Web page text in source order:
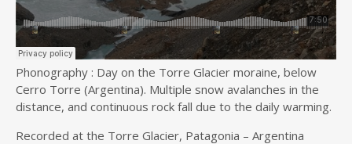
Phonography : Day on the Torre Glacier moraine, below
Cerro Torre (Argentina). Multiple snow avalanches in the
distance, and continuous rock fall due to the daily warming.
Recorded at the Torre Glacier, Patagonia – Argentina